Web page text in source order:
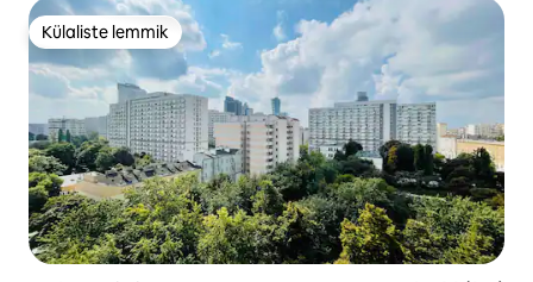
Külaliste lemmik
Külaliste lemmik